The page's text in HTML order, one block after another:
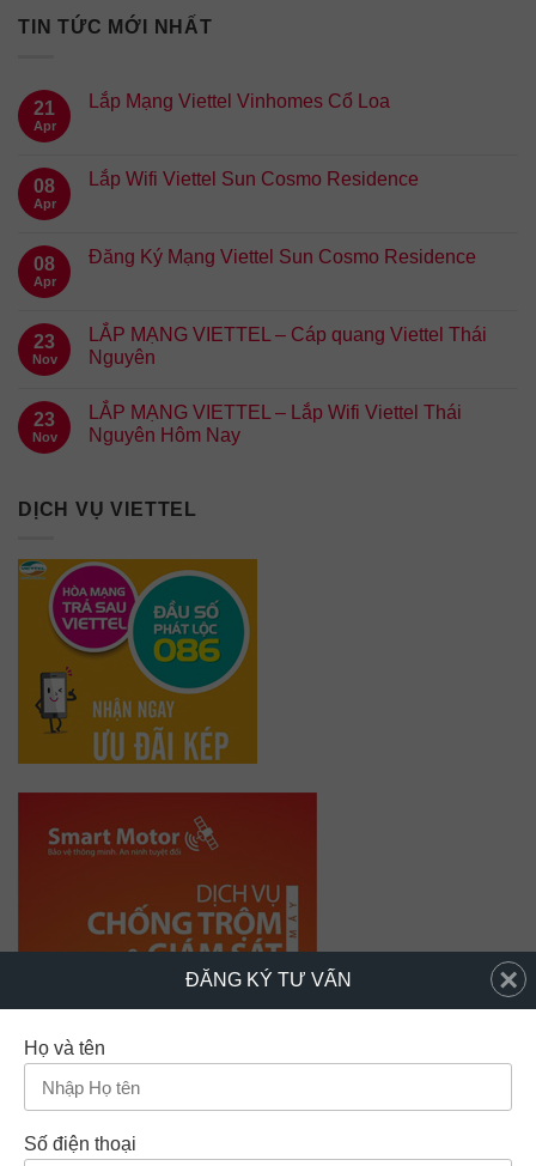
TIN TỨC MỚI NHẤT
21
Apr
Lắp Mạng Viettel Vinhomes Cổ Loa
08
Apr
Lắp Wifi Viettel Sun Cosmo Residence
08
Apr
Đăng Ký Mạng Viettel Sun Cosmo Residence
23
Nov
LẮP MẠNG VIETTEL – Cáp quang Viettel Thái
Nguyên
23
Nov
LẮP MẠNG VIETTEL – Lắp Wifi Viettel Thái
Nguyên Hôm Nay
DỊCH VỤ VIETTEL
ĐĂNG KÝ TƯ VẤN
Họ và tên
Số điện thoại
×